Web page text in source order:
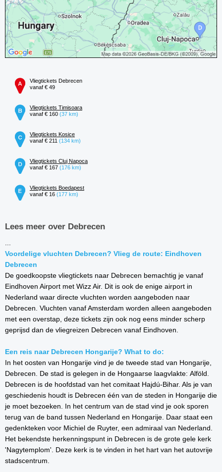
Vliegtickets Debrecen
vanaf € 49
Vliegtickets Timisoara
vanaf € 160 (37 km)
Vliegtickets Kosice
vanaf € 211 (134 km)
Vliegtickets Cluj Napoca
vanaf € 167 (176 km)
Vliegtickets Boedapest
vanaf € 16 (177 km)
Lees meer over Debrecen
...
Voordelige vluchten Debrecen? Vlieg de route: Eindhoven
Debrecen
De goedkoopste vliegtickets naar Debrecen bemachtig je vanaf
Eindhoven Airport met Wizz Air. Dit is ook de enige airport in
Nederland waar directe vluchten worden aangeboden naar
Debrecen. Vluchten vanaf Amsterdam worden alleen aangeboden
met een overstap, deze tickets zijn ook nog eens minder scherp
geprijsd dan de vliegreizen Debrecen vanaf Eindhoven.
Een reis naar Debrecen Hongarije? What to do:
In het oosten van Hongarije vind je de tweede stad van Hongarije,
Debrecen. De stad is gelegen in de Hongaarse laagvlakte: Alföld.
Debrecen is de hoofdstad van het comitaat Hajdú-Bihar. Als je van
geschiedenis houdt is Debrecen één van de steden in Hongarije die
je moet bezoeken. In het centrum van de stad vind je ook sporen
terug van de band tussen Nederland en Hongarije. Daar staat een
gedenkteken voor Michiel de Ruyter, een admiraal van Nederland.
Het bekendste herkenningspunt in Debrecen is de grote gele kerk
'Nagytemplom'. Deze kerk is te vinden in het hart van het autovrije
stadscentrum.